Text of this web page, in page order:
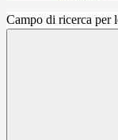
Campo di ricerca per